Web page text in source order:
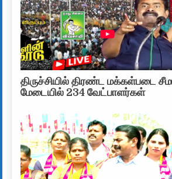
திருச்சியில் திரண்ட மக்கள்படை
மேடையில் 234 வேட்பாளர்கள்